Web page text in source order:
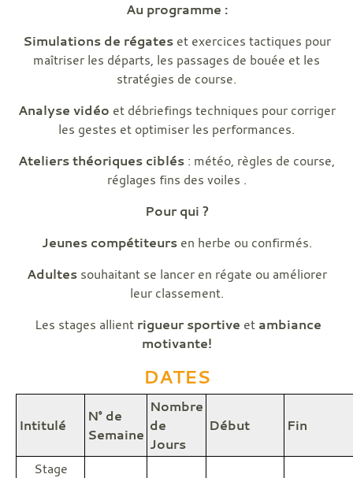
Au programme :
Simulations de régateset exercices tactiques pour
maîtriser les départs, les passages de bouée et les
stratégies de course.
Analyse vidéo et débriefings techniques pour corriger
les gestes et optimiser les performances.
Ateliers théoriques ciblés : météo, règles de course,
réglages fins des voiles .
Pour qui ?
Jeunes compétiteursen herbe ou confirmés.
Adultessouhaitant se lancer en régate ou améliorer
leur classement.
Les stages allient rigueur sportive et ambiance
motivante!
DATES
Intitulé
N° de
Semaine
Nombre
de
Jours
Début Fin
Stage